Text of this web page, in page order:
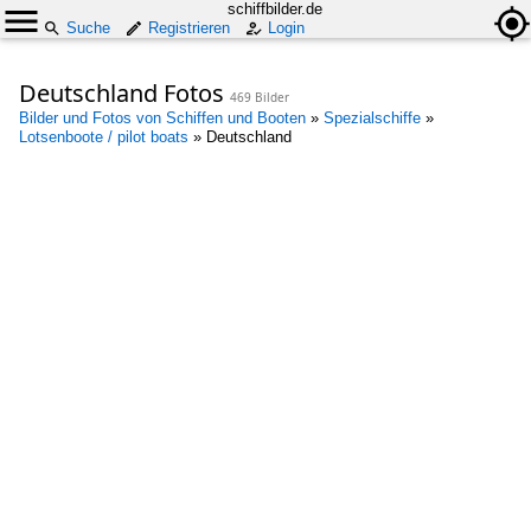
schiffbilder.de
Suche
Registrieren Login
Deutschland Fotos 469 Bilder
Bilder und Fotos von Schiffen und Booten » Spezialschiffe »
Lotsenboote / pilot boats » Deutschland